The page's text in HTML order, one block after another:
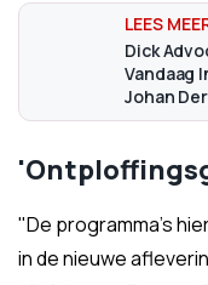
Dick
Vandaag
Johan
"De programma's
in de nieuwe